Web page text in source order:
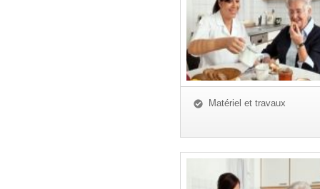
Matériel et travaux